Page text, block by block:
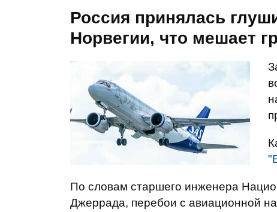
Россия принялась
Норвегии, что мешает
По словам старшего инженера
Джеррада, перебои с авиационной